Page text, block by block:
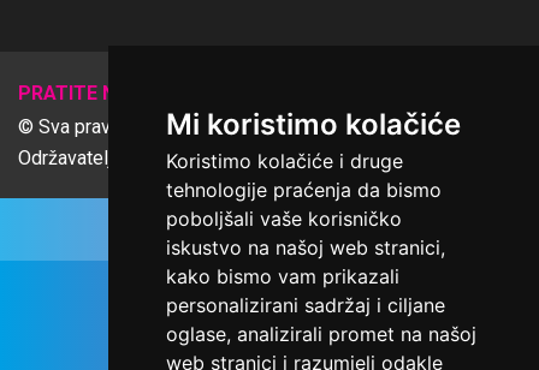
Mi koristimo kolačiće
Koristimo kolačiće i druge
tehnologije praćenja da bismo
poboljšali vaše korisničko
iskustvo na našoj web stranici,
kako bismo vam prikazali
personalizirani sadržaj i ciljane
oglase, analizirali promet na našoj
web stranici i razumjeli odakle
PRATITE NAS
© Sva prava pridržana Udruga Ime dobrote
Održavatelj Netcom d.o.o., Riva 6, Rijeka